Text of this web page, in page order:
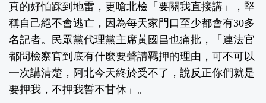
真的好怕踩到地雷，更嗆北檢「要關我直接講」，堅
稱自己絕不會逃亡，因為每天家門口至少都會有30多
名記者。民眾黨代理黨主席黃國昌也痛批，「連法官
都問檢察官到底有什麼要聲請羈押的理由，可不可以
一次講清楚，阿北今天終於受不了，說反正你們就是
要押我，不押我誓不甘休」。